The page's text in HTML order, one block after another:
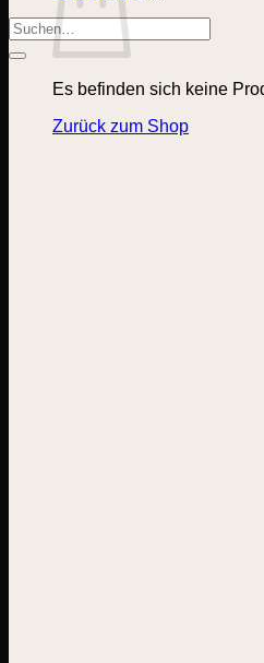
Es befinden sich keine
Zurück zum Shop
Suchen
nach: